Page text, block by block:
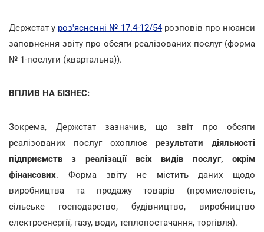
Держстат у роз'ясненні № 17.4-12/54розповів про нюанси
заповнення звіту про обсяги реалізованих послуг (форма
№ 1-послуги (квартальна)).
ВПЛИВ НА БІЗНЕС:
Зокрема, Держстат зазначив, що звіт про обсяги
реалізованих послуг охоплює результати діяльності
підприємств з реалізації всіх видів послуг, окрім
фінансових. Форма звіту не містить даних щодо
виробництва та продажу товарів (промисловість,
сільське господарство, будівництво, виробництво
електроенергії, газу, води, теплопостачання, торгівля).